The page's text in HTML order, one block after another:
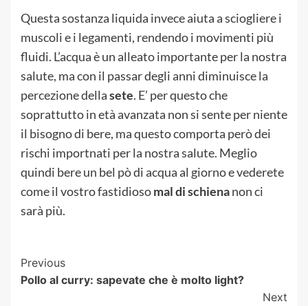
Questa sostanza liquida invece aiuta a sciogliere i
muscoli e i legamenti, rendendo i movimenti più
fluidi. L’acqua è un alleato importante per la nostra
salute, ma con il passar degli anni diminuisce la
percezione dellasete. E’ per questo che
soprattutto in età avanzata non si sente per niente
il bisogno di bere, ma questo comporta però dei
rischi importnati per la nostra salute. Meglio
quindi bere un bel pò di acqua al giorno e vederete
come il vostro fastidiosomal di schienanon ci
sarà più.
Post
Navigation
Previous
Pollo al curry: sapevate che è molto light?
Next